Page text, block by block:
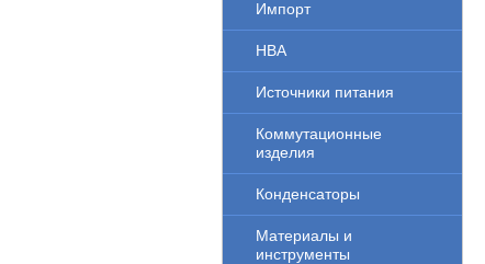
Импорт
НВА
Источники питания
Коммутационные
изделия
Конденсаторы
Материалы и
инструменты